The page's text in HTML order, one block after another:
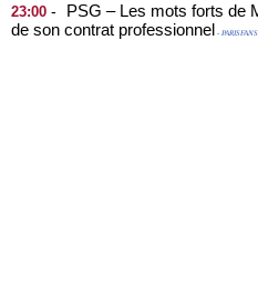
23:00 -
PSG – Les mots forts de
de son contrat professionnel -